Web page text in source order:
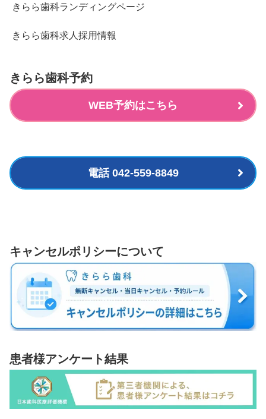
きらら歯科ランディングページ
きらら歯科求人採用情報
きらら歯科予約
WEB予約はこちら
電話 042-559-8849
キャンセルポリシーについて
患者様アンケート結果